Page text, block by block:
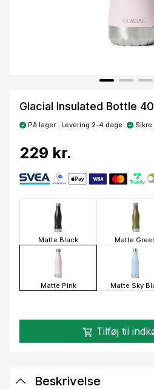
Glacial Insulated Bottle
På lager . Levering 2-4 dage Sikre
229 kr.
Matte Black Matte
Matte Pink Matte Sky
shopping_cart Tilføj til
Beskrivelse